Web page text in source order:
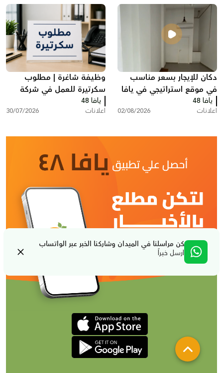
كن مراسلنا في الميدان وشاركنا الخبر عبر الواتساب
ارسل خبراً
دكان للإيجار بسعر مناسب
في موقع استراتيجي في يافا
يافا 48
اعلانات 02/08/2026
وظيفة شاغرة | مطلوب
سكرتيرة للعمل في شركة
بمدينة ريشون لتسيون
يافا 48
اعلانات 30/07/2026